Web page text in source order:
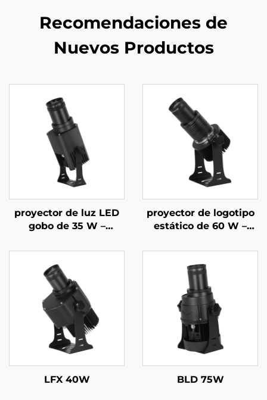
Recomendaciones de
Nuevos Productos
proyector de luz LED
gobo de 35 W –
personalizado
giratorio, IP67
resistente al agua,
control remoto para
exhibiciones
comerciales
proyector de logotipo
estático de 60 W –
para anuncios
comerciales y
pantallas de
advertencia
LFX 40W BLD 75W